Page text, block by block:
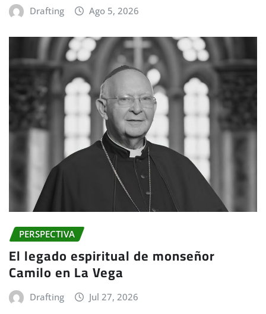
Drafting Ago 5, 2026
PERSPECTIVA
El legado espiritual de monseñor
Camilo en La Vega
Drafting Jul 27, 2026